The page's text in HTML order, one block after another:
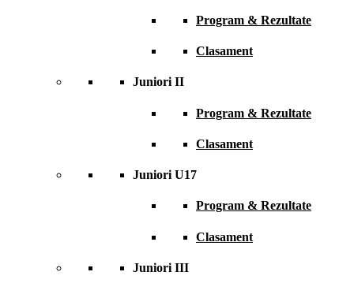
Program & Rezultate
Clasament
Juniori II
Program & Rezultate
Clasament
Juniori U17
Program & Rezultate
Clasament
Juniori III